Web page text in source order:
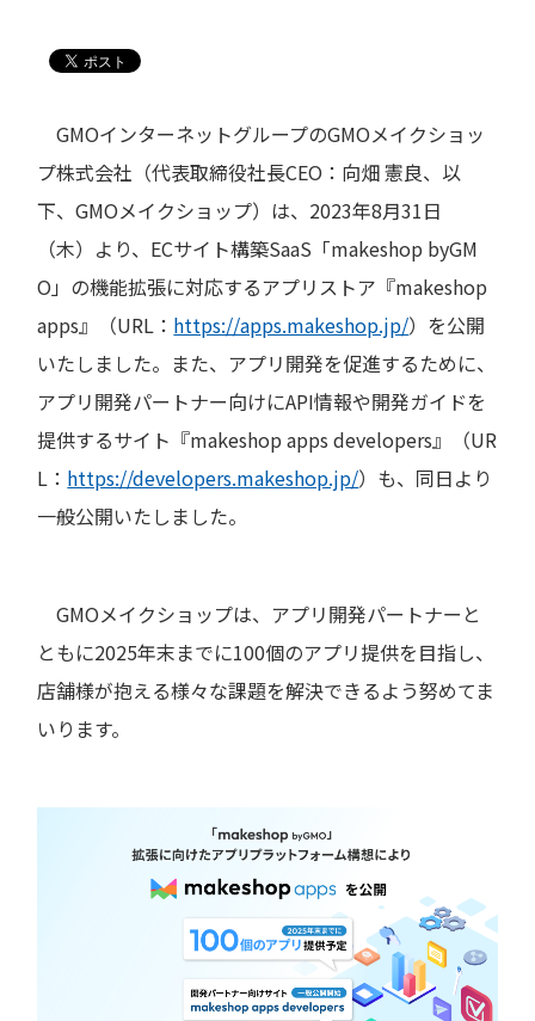
GMOインターネットグループのGMOメイクショッ
プ株式会社（代表取締役社長CEO：向畑 憲良、以
下、GMOメイクショップ）は、2023年8月31日
（木）より、ECサイト構築SaaS「makeshop byGM
O」の機能拡張に対応するアプリストア『makeshop
apps』（URL： https://apps.makeshop.jp/）を公開
いたしました。また、アプリ開発を促進するために、
アプリ開発パートナー向けにAPI情報や開発ガイドを
提供するサイト『makeshop apps developers』（UR
L： https://developers.makeshop.jp/）も、同日より
一般公開いたしました。
GMOメイクショップは、アプリ開発パートナーと
ともに2025年末までに100個のアプリ提供を目指し、
店舗様が抱える様々な課題を解決できるよう努めてま
いります。